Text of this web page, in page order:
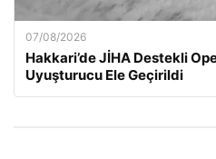
07/08/2026
Hakkari’de JİHA Destekli
Uyuşturucu Ele Geçirildi